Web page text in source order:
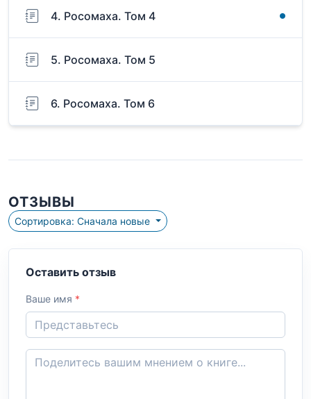
4. Росомаха. Том 4
5. Росомаха. Том 5
6. Росомаха. Том 6
ОТЗЫВЫ
Сортировка: Сначала новые
Оставить отзыв
Ваше имя *